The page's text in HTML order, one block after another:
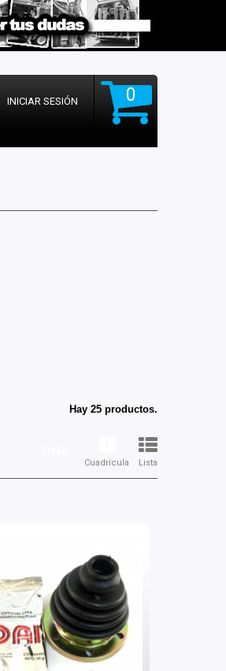
0
INICIAR SESIÓN
Hay 25 productos.
Cuadrícula Lista